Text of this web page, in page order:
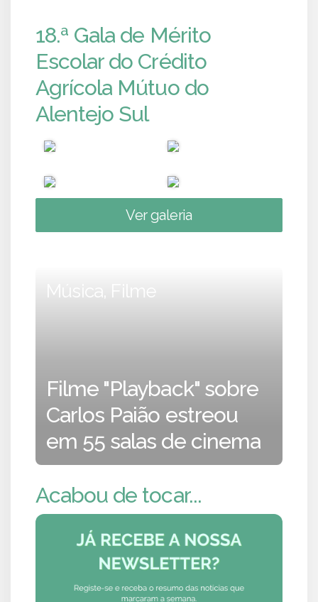
18.ª Gala de Mérito
Escolar do Crédito
Agrícola Mútuo do
Alentejo Sul
Ver galeria
Música, Filme
Filme "Playback" sobre
Carlos Paião estreou
em 55 salas de cinema
Acabou de tocar...